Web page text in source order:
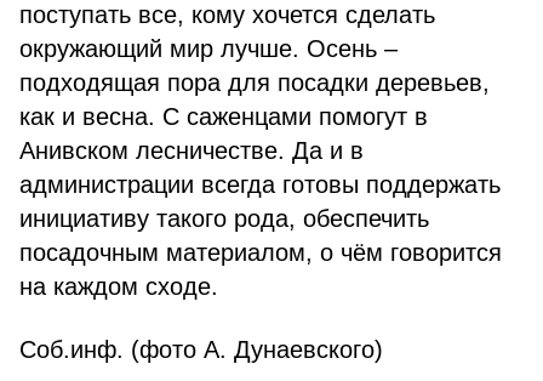
поступать все, кому хочется сделать
окружающий мир лучше. Осень –
подходящая пора для посадки деревьев,
как и весна. С саженцами помогут в
Анивском лесничестве. Да и в
администрации всегда готовы поддержать
инициативу такого рода, обеспечить
посадочным материалом, о чём говорится
на каждом сходе.